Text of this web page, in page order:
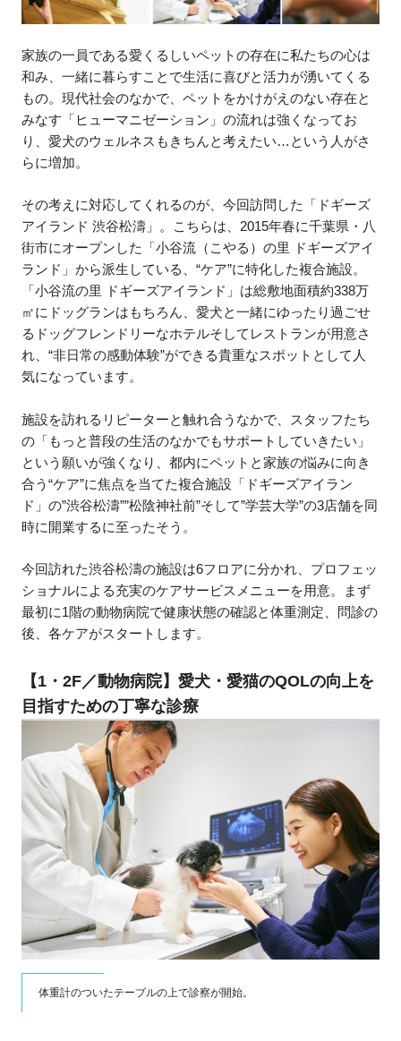
家族の一員である愛くるしいペットの存在に私たちの心は
和み、一緒に暮らすことで生活に喜びと活力が湧いてくる
もの。現代社会のなかで、ペットをかけがえのない存在と
みなす「ヒューマニゼーション」の流れは強くなってお
り、愛犬のウェルネスもきちんと考えたい…という人がさ
らに増加。
その考えに対応してくれるのが、今回訪問した「ドギーズ
アイランド 渋谷松濤」。こちらは、2015年春に千葉県・八
街市にオープンした「小谷流（こやる）の里 ドギーズアイ
ランド」から派生している、“ケア”に特化した複合施設。
「小谷流の里 ドギーズアイランド」は総敷地面積約338万
㎡にドッグランはもちろん、愛犬と一緒にゆったり過ごせ
るドッグフレンドリーなホテルそしてレストランが用意さ
れ、“非日常の感動体験”ができる貴重なスポットとして人
気になっています。
施設を訪れるリピーターと触れ合うなかで、スタッフたち
の「もっと普段の生活のなかでもサポートしていきたい」
という願いが強くなり、都内にペットと家族の悩みに向き
合う“ケア”に焦点を当てた複合施設「ドギーズアイラン
ド」の”渋谷松濤””松陰神社前”そして”学芸大学”の3店舗を同
時に開業するに至ったそう。
今回訪れた渋谷松濤の施設は6フロアに分かれ、プロフェッ
ショナルによる充実のケアサービスメニューを用意。まず
最初に1階の動物病院で健康状態の確認と体重測定、問診の
後、各ケアがスタートします。
【1・2F／動物病院】愛犬・愛猫のQOLの向上を
目指すための丁寧な診療
体重計のついたテーブルの上で診察が開始。